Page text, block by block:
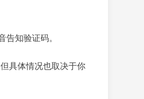
知验证码。
具体情况也取决于你